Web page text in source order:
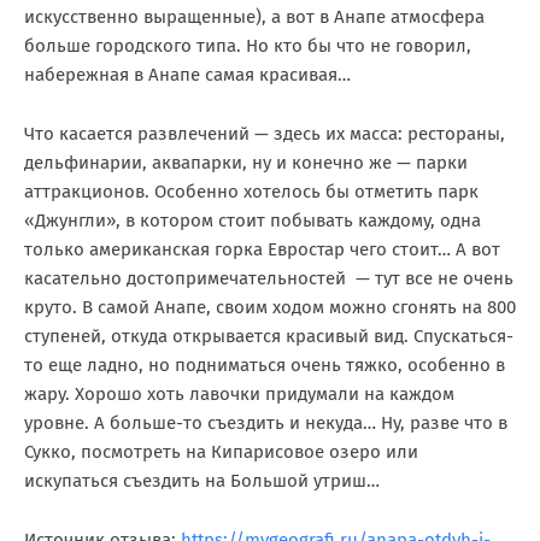
искусственно выращенные), а вот в Анапе атмосфера
больше городского типа. Но кто бы что не говорил,
набережная в Анапе самая красивая…
Что касается развлечений — здесь их масса: рестораны,
дельфинарии, аквапарки, ну и конечно же — парки
аттракционов. Особенно хотелось бы отметить парк
«Джунгли», в котором стоит побывать каждому, одна
только американская горка Евростар чего стоит… А вот
касательно достопримечательностей — тут все не очень
круто. В самой Анапе, своим ходом можно сгонять на 800
ступеней, откуда открывается красивый вид. Спускаться-
то еще ладно, но подниматься очень тяжко, особенно в
жару. Хорошо хоть лавочки придумали на каждом
уровне. А больше-то съездить и некуда… Ну, разве что в
Сукко, посмотреть на Кипарисовое озеро или
искупаться съездить на Большой утриш…